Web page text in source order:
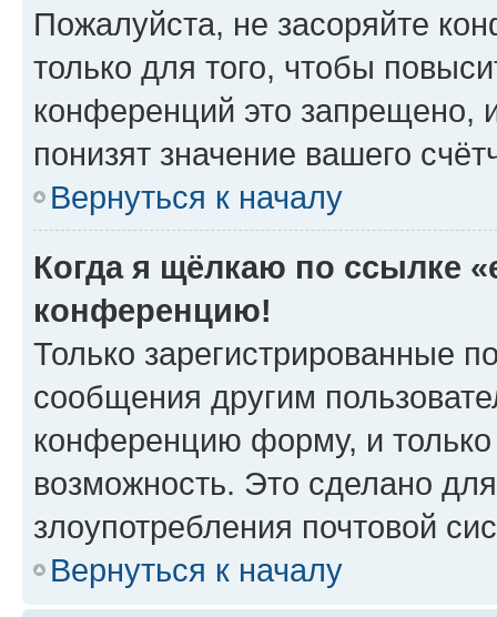
Пожалуйста, не засоряйте
только для того, чтобы
конференций это запрещено,
понизят значение вашего
Вернуться к началу
Когда я щёлкаю по ссылке
конференцию!
Только зарегистрированные
сообщения другим
конференцию форму, и
возможность. Это сделано
злоупотребления почтовой
Вернуться к началу